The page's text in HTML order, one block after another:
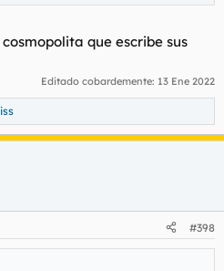
que escribe sus
Editado cobardemente: 13 Ene 2022
#398